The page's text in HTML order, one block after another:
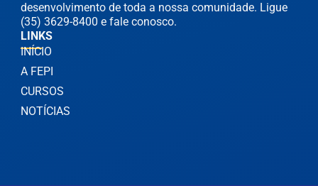
desenvolvimento de toda a nossa comunidade. Ligue
(35) 3629-8400 e fale conosco.
LINKS
INÍCIO
A FEPI
CURSOS
NOTÍCIAS